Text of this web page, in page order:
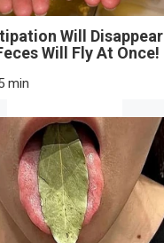
Will Disappear
Will Fly At Once!
min